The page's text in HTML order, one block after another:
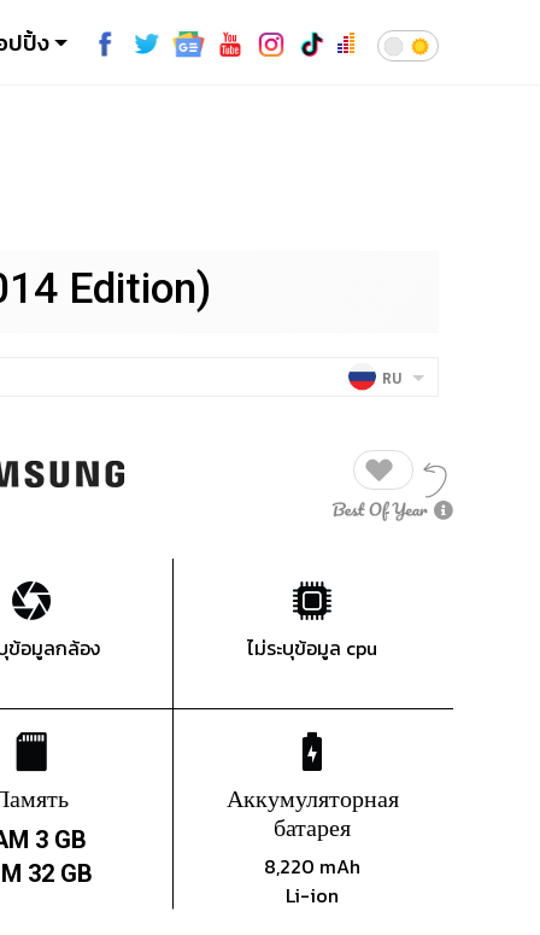
ปปิ้ง
Edition)
RU
ข้อมูลกล้อง ไม่ระบุข้อมูล cpu
3 GB
32 GB
Аккумуляторная
батарея
8,220 mAh
Li-ion